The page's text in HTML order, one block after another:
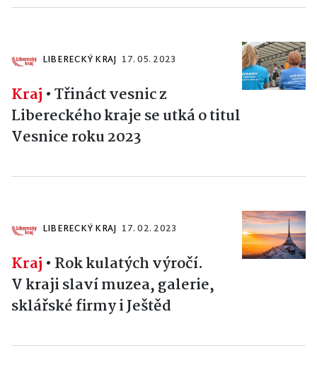
LIBERECKÝ KRAJ 17. 05. 2023
Kraj •Třináct vesnic z
Libereckého kraje se utká o titul
Vesnice roku 2023
LIBERECKÝ KRAJ 17. 02. 2023
Kraj • Rok kulatých výročí.
V kraji slaví muzea, galerie,
sklářské firmy i Ještěd